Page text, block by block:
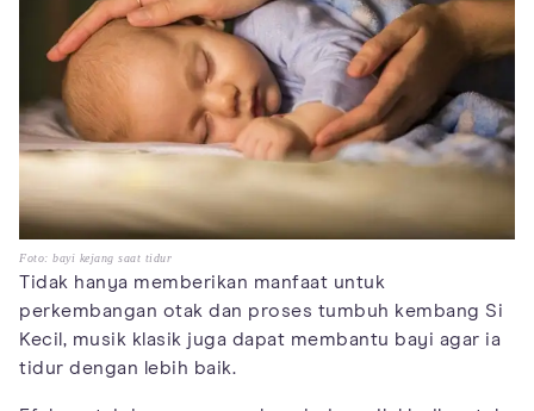
Foto: bayi kejang saat tidur
Tidak hanya memberikan manfaat untuk
perkembangan otak dan proses tumbuh kembang Si
Kecil, musik klasik juga dapat membantu bayi agar ia
tidur dengan lebih baik.